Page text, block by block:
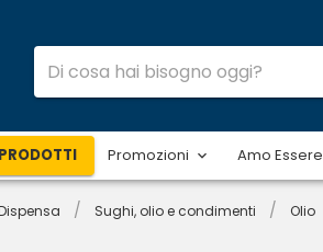
Promozioni Amo Essere
/ Sughi, olio e condimenti / Olio